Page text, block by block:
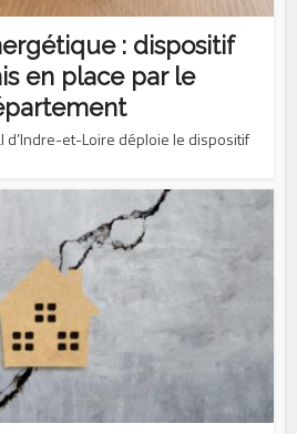
: dispositif
en place par le
d’Indre-et-Loire déploie le dispositif